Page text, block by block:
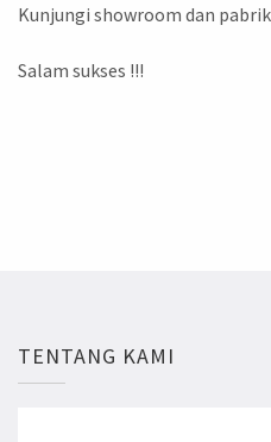
Kunjungi showroom dan
Salam sukses !!!
TENTANG KAMI